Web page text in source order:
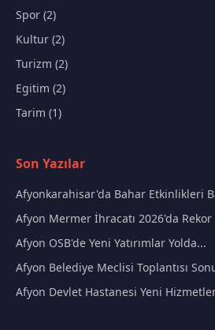
Spor (2)
Kultur (2)
Turizm (2)
Egitim (2)
Tarim (1)
Son Yazılar
Afyonkarahisar'da Bahar Etkinlikleri
Afyon Mermer İhracatı 2026'da Rekor
Afyon OSB'de Yeni Yatırımlar Yolda...
Afyon Belediye Meclisi Toplantısı
Afyon Devlet Hastanesi Yeni